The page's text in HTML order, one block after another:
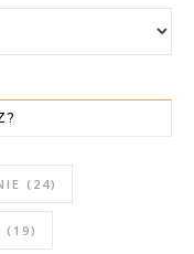
(24)
(19)